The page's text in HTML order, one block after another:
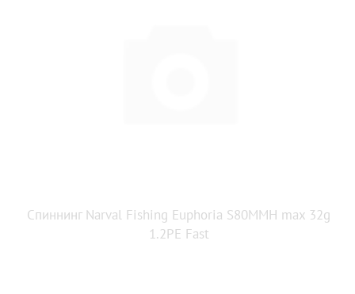
Спиннинг Narval Fishing Euphoria S80MMH max 32g
1.2PE Fast